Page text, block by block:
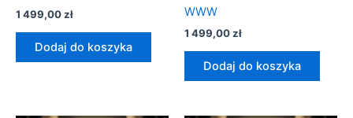
1 499,00zł
Dodaj do koszyka
WWW
1 499,00zł
Dodaj do koszyka